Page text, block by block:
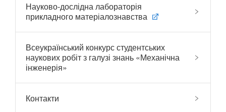
Науково-дослідна лабораторія
прикладного матеріалознавства
Всеукраїнський конкурс студентських
наукових робіт з галузі знань «Механічна
інженерія»
Контакти